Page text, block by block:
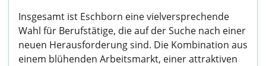
Insgesamt ist Eschborn eine vielversprechende
Wahl für Berufstätige, die auf der Suche nach einer
neuen Herausforderung sind. Die Kombination aus
einem blühenden Arbeitsmarkt, einer attraktiven